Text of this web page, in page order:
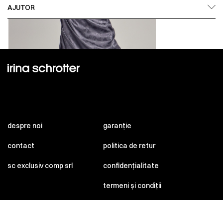
AJUTOR
despre noi
contact
sc exclusiv comp srl
garanție
politica de retur
confidențialitate
termeni și condiții